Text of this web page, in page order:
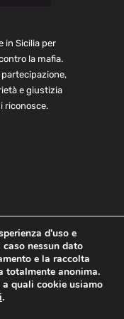
in Sicilia per
la mafia.
e giustizia
riconosce.
Contatti
Policy
riservati | Sede
d'uso e
nessun dato
e la raccolta
totalmente anonima.
quali cookie usiamo
.